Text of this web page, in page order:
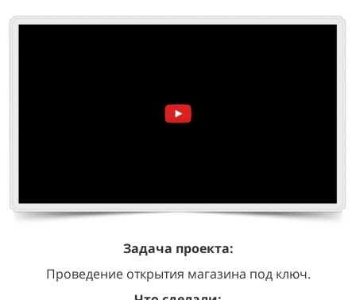
Задача проекта:
Проведение открытия магазина под ключ.